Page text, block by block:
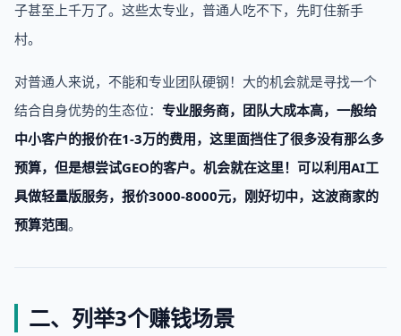
子甚至上千万了。这些太专业，普通人吃不下，先盯住新手
村。
对普通人来说，不能和专业团队硬钢！大的机会就是寻找一个
结合自身优势的生态位： 专业服务商，团队大成本高，一般给
中小客户的报价在1-3万的费用，这里面挡住了很多没有那么多
预算，但是想尝试GEO的客户。机会就在这里！可以利用AI工
具做轻量版服务，报价3000-8000元，刚好切中，这波商家的
预算范围。
二、列举3个赚钱场景